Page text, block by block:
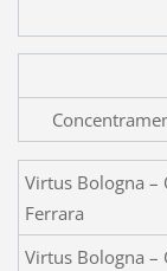
Virtus Bologna –
Ferrara
Virtus Bologna –